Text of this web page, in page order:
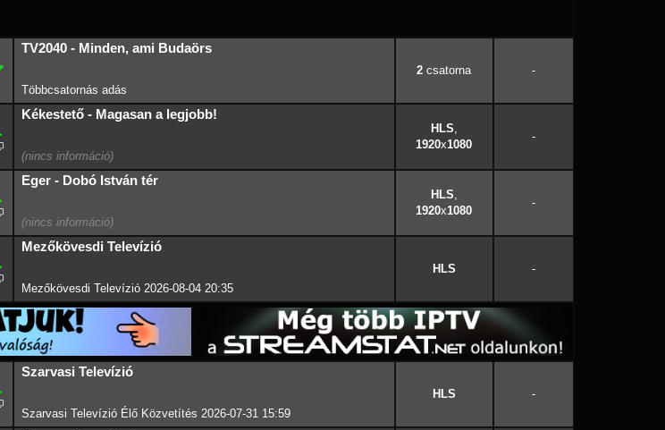
TV2040 - Minden, ami Budaörs
2 -
Kékestető - Magasan a legjobb!
,
1920x1080
-
Eger - Dobó István tér
,
1920x1080
-
Mezőkövesdi Televízió
Mezőkövesdi Televízió 2026-08-04 20:35
-
Szarvasi Televízió
Szarvasi Televízió Élő Közvetítés 2026-07-31 15:59
-